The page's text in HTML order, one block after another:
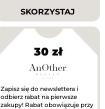
SKORZYSTAJ
30 zł
Zapisz się do newslettera i
odbierz rabat na pierwsze
zakupy! Rabat obowiązuje przy